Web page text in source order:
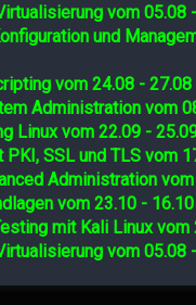
vom 05.08
und
vom 24.08 - 27.08
Administration vom
Linux vom 22.09 -
SSL und TLS vom
Administration
vom 23.10 - 16.10
mit Kali Linux vom
vom 05.08